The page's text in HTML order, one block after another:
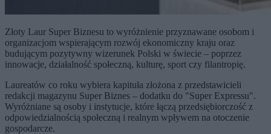
Złoty Laur Super Biznesu to wyróżnienie przyznawane osobom i
organizacjom wspierającym rozwój ekonomiczny kraju oraz
budującym pozytywny wizerunek Polski w świecie – poprzez
innowacje, działalność społeczną, kulturę, sport czy filantropię.
Laureatów co roku wybiera kapituła złożona z przedstawicieli
redakcji magazynu Super Biznes – dodatku do "Super Expressu".
Wyróżniane są osoby i instytucje, które łączą przedsiębiorczość z
odpowiedzialnością społeczną i realnym wpływem na otoczenie
gospodarcze.